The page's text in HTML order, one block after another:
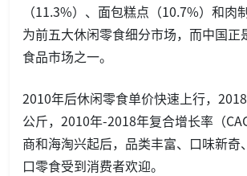
（11.3%）、面包糕点（10.7%）和肉
为前五大休闲零食细分市场，而中国正
食品市场之一。
2010年后休闲零食单价快速上行，
公斤，2010年-2018年复合增长率（
商和海淘兴起后，品类丰富、口味新奇
口零食受到消费者欢迎。